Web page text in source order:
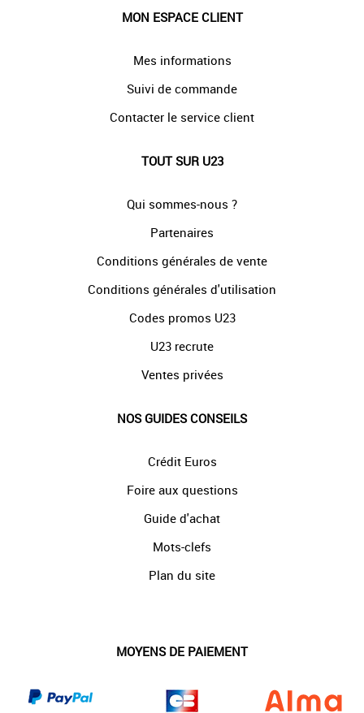
MON ESPACE CLIENT
Mes informations
Suivi de commande
Contacter le service client
TOUT SUR U23
Qui sommes-nous ?
Partenaires
Conditions générales de vente
Conditions générales d'utilisation
Codes promos U23
U23 recrute
Ventes privées
NOS GUIDES CONSEILS
Crédit Euros
Foire aux questions
Guide d'achat
Mots-clefs
Plan du site
MOYENS DE PAIEMENT